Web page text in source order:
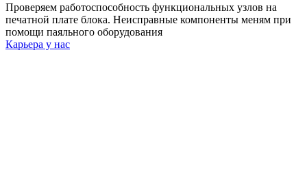
Проверяем работоспособность функциональных узлов на
печатной плате блока. Неисправные компоненты меням при
помощи паяльного оборудования
Карьера у нас